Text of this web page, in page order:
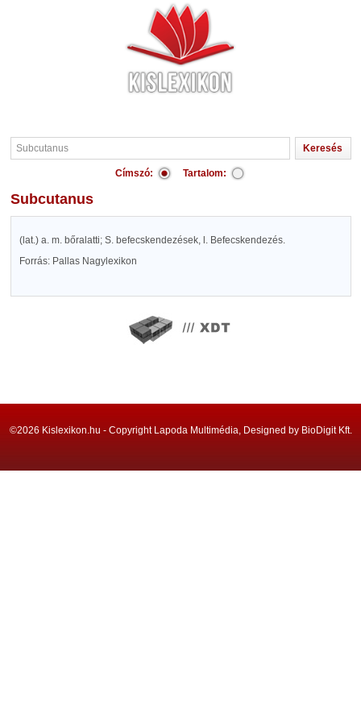
Címszó: Tartalom:
Subcutanus
(lat.) a. m. bőralatti; S. befecskendezések, l. Befecskendezés.
Forrás: Pallas Nagylexikon
©2026 Kislexikon.hu - Copyright Lapoda Multimédia, Designed by BioDigit Kft.